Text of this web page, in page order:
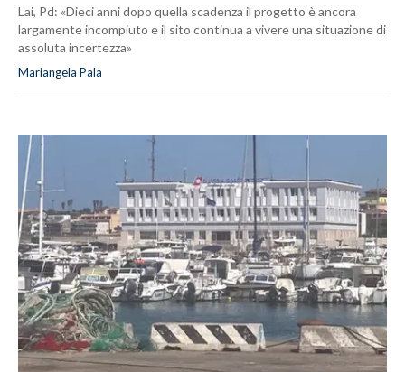
Lai, Pd: «Dieci anni dopo quella scadenza il progetto è ancora
largamente incompiuto e il sito continua a vivere una situazione di
assoluta incertezza»
Mariangela Pala